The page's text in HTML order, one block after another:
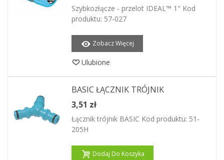
Szybkozłącze - przelot IDEAL™ 1" Kod
produktu: 57-027
Zobacz Więcej
Ulubione
BASIC ŁĄCZNIK TRÓJNIK
3,51 zł
Łącznik trójnik BASIC Kod produktu: 51-
205H
Dodaj Do Koszyka